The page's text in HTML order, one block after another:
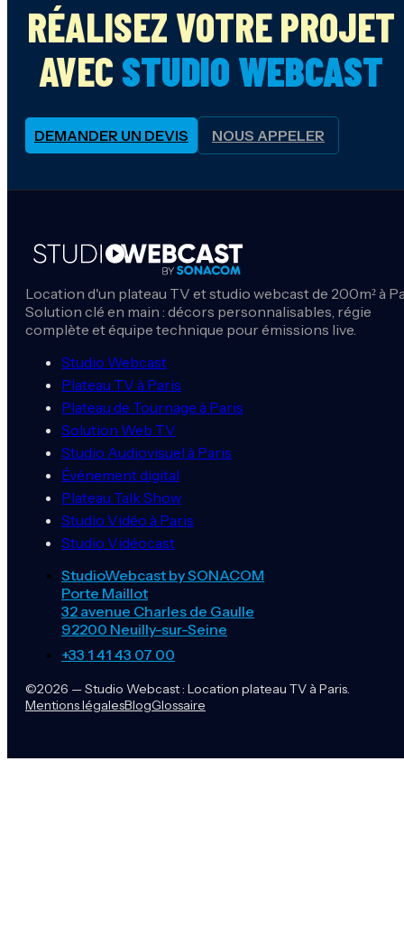
RÉALISEZ VOTRE PROJET
AVEC STUDIO WEBCAST
DEMANDER UN DEVIS NOUS APPELER
Location d'un plateau TV et studio webcast de 200m² à
Solution clé en main : décors personnalisables, régie
complète et équipe technique pour émissions live.
Studio Webcast
Plateau TV à Paris
Plateau de Tournage à Paris
Solution Web TV
Studio Audiovisuel à Paris
Événement digital
Plateau Talk Show
Studio Vidéo à Paris
Studio Vidéocast
StudioWebcast by SONACOM
Porte Maillot
32 avenue Charles de Gaulle
92200 Neuilly-sur-Seine
+33 1 41 43 07 00
©2026 — Studio Webcast : Location plateau TV à Paris.
Mentions légalesBlogGlossaire